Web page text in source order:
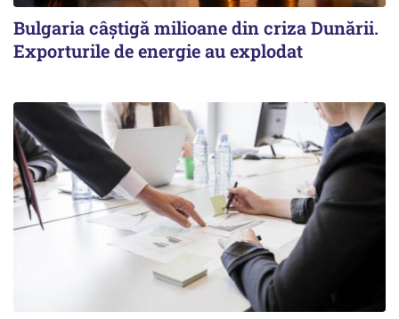
Bulgaria câștigă milioane din criza Dunării.
Exporturile de energie au explodat